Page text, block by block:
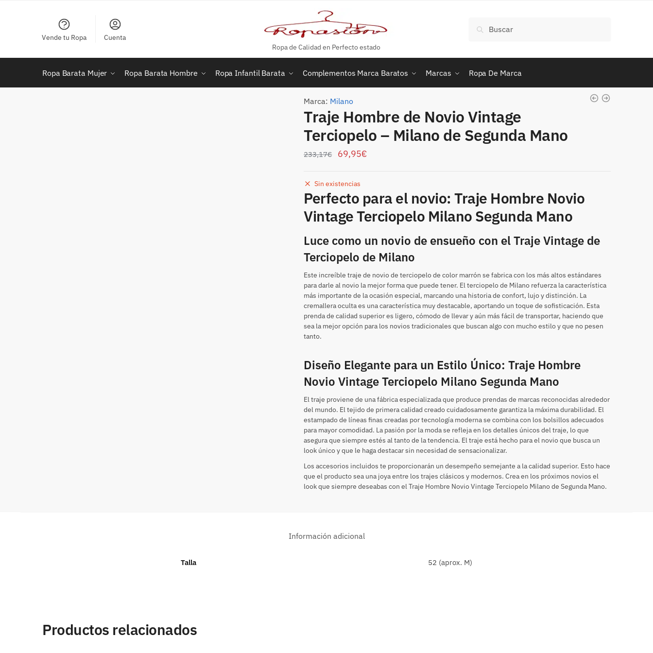
Ropa de Calidad en Perfecto estado
por:
Buscar
Vende tu Ropa Cuenta
Ropa Barata Mujer Ropa Barata Hombre Ropa Infantil Barata Complementos Marca Baratos Marcas Ropa De Marca
Marca: Milano
Traje Hombre de Novio Vintage
Terciopelo – Milano de Segunda Mano
233,17€ 69,95€
Sin existencias
Perfecto para el novio: Traje Hombre Novio
Vintage Terciopelo Milano Segunda Mano
Luce como un novio de ensueño con el Traje Vintage de
Terciopelo de Milano
Este increíble traje de novio de terciopelo de color marrón se fabrica con los más altos estándares
para darle al novio la mejor forma que puede tener. El terciopelo de Milano refuerza la característica
más importante de la ocasión especial, marcando una historia de confort, lujo y distinción. La
cremallera oculta es una característica muy destacable, aportando un toque de sofisticación. Esta
prenda de calidad superior es ligero, cómodo de llevar y aún más fácil de transportar, haciendo que
sea la mejor opción para los novios tradicionales que buscan algo con mucho estilo y que no pesen
tanto.
Diseño Elegante para un Estilo Único: Traje Hombre
Novio Vintage Terciopelo Milano Segunda Mano
El traje proviene de una fábrica especializada que produce prendas de marcas reconocidas alrededor
del mundo. El tejido de primera calidad creado cuidadosamente garantiza la máxima durabilidad. El
estampado de líneas finas creadas por tecnología moderna se combina con los bolsillos adecuados
para mayor comodidad. La pasión por la moda se refleja en los detalles únicos del traje, lo que
asegura que siempre estés al tanto de la tendencia. El traje está hecho para el novio que busca un
look único y que le haga destacar sin necesidad de sensacionalizar.
Los accesorios incluidos te proporcionarán un desempeño semejante a la calidad superior. Esto hace
que el producto sea una joya entre los trajes clásicos y modernos. Crea en los próximos novios el
look que siempre deseabas con el Traje Hombre Novio Vintage Terciopelo Milano de Segunda Mano.
Información adicional
Talla 52 (aprox. M)
Productos relacionados